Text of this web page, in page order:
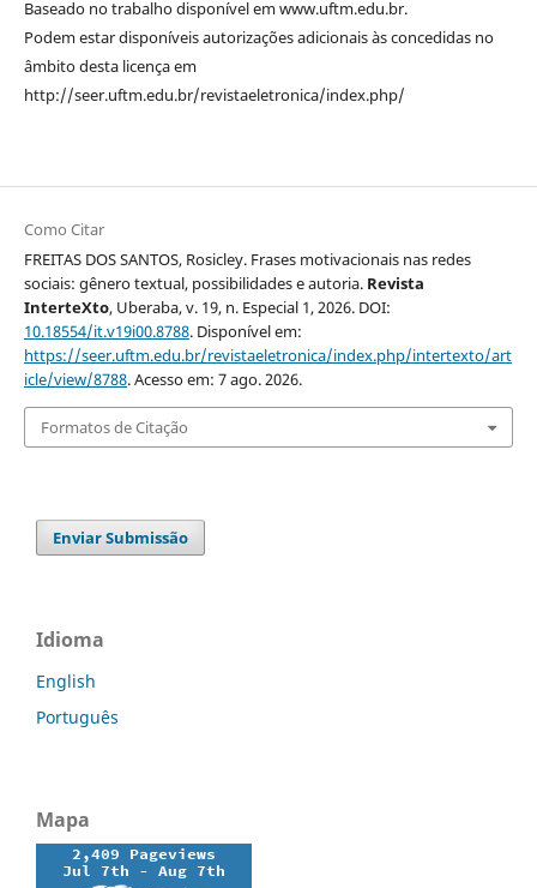
Baseado no trabalho disponível em www.uftm.edu.br.
Podem estar disponíveis autorizações adicionais às concedidas no
âmbito desta licença em
http://seer.uftm.edu.br/revistaeletronica/index.php/
Como Citar
FREITAS DOS SANTOS, Rosicley. Frases motivacionais nas redes
sociais: gênero textual, possibilidades e autoria. Revista
InterteXto, Uberaba, v. 19, n. Especial 1, 2026. DOI:
10.18554/it.v19i00.8788. Disponível em:
https://seer.uftm.edu.br/revistaeletronica/index.php/intertexto/art
icle/view/8788. Acesso em: 7 ago. 2026.
Formatos de Citação
Enviar Submissão
Idioma
English
Português
Mapa